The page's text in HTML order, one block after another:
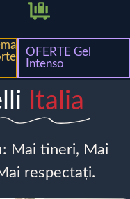
OFERTE Gel
Intenso
Italia
Mai tineri, Mai
respectați.